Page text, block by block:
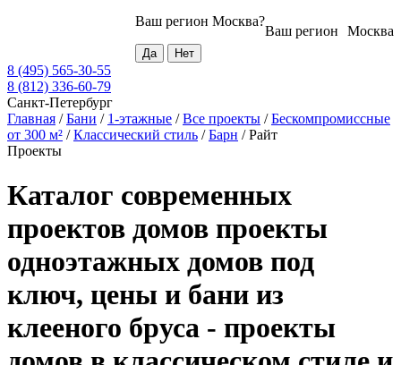
Москва
Ваш регион
Ваш регион Москва?
8 (495) 565-30-55
8 (812) 336-60-79
Санкт-Петербург
Главная /Бани / 1-этажные /Все проекты /Бескомпромиссные
от 300 м² /Классический стиль /Барн /Райт
Проекты
Каталог современных
проектов домов проекты
одноэтажных домов под
ключ, цены и бани из
клееного бруса - проекты